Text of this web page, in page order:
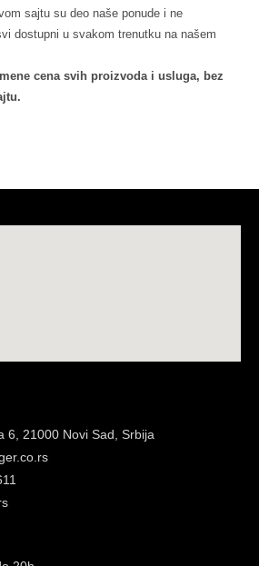
sajtu su deo naše ponude i ne
dostupni u svakom trenutku na našem
cena svih proizvoda i usluga, bez
6, 21000 Novi Sad, Srbija